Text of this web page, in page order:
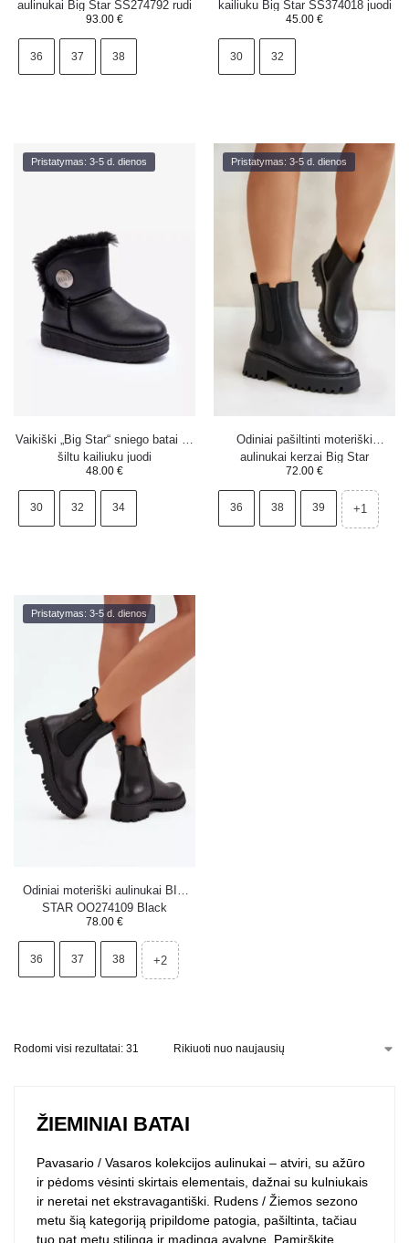
aulinukai Big Star SS274792 rudi
93.00 €
36 37 38
kailiuku Big Star SS374018 juodi
45.00 €
30 32
Pristatymas: 3-5 d. dienos
Vaikiški „Big Star“ sniego batai su
šiltu kailiuku juodi
48.00 €
30 32 34
Pristatymas: 3-5 d. dienos
Odiniai pašiltinti moteriški
aulinukai kerzai Big Star
OO274A386 juodi
72.00 €
36 38 39 +1
Pristatymas: 3-5 d. dienos
Odiniai moteriški aulinukai BIG
STAR OO274109 Black
78.00 €
36 37 38 +2
Rodomi visi rezultatai: 31
ŽIEMINIAI BATAI
Pavasario / Vasaros kolekcijos aulinukai – atviri, su ažūro
ir pėdoms vėsinti skirtais elementais, dažnai su kulniukais
ir neretai net ekstravagantiški. Rudens / Žiemos sezono
metu šią kategoriją pripildome patogia, pašiltinta, tačiau
tuo pat metu stilinga ir madinga avalyne. Pamirškite